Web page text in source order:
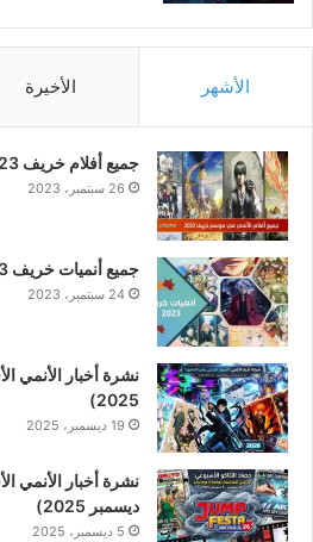
الأشهر الأخيرة
جميع أفلام خريف 2023 – قائمة كاملة
26 سبتمبر، 2023
جميع أنميات خريف 2023 – قائمة كاملة
24 سبتمبر، 2023
2025)
19 ديسمبر، 2025
ديسمبر 2025)
5 ديسمبر، 2025